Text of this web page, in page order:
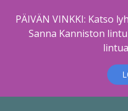
PÄIVÄN VINKKI: Katso
Sanna Kanniston